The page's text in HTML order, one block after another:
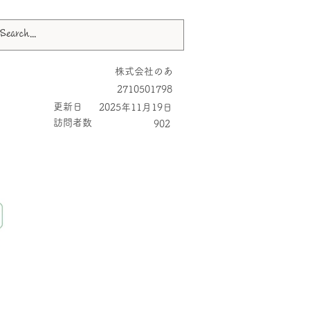
株式会社のあ
2710501798
更新日
2025年11月19日
​訪問者数
902